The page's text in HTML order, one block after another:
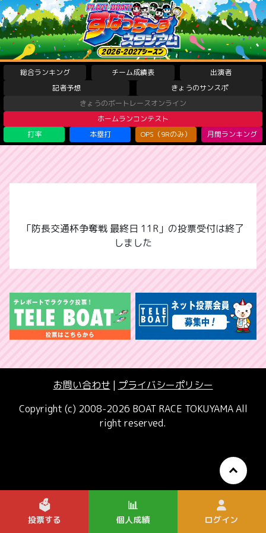
総合ランキング チーム成績表
出演者
記者予想
きょうのサンスポ
きょうのボートレースオンライン
ホームランコンテスト
打率
本塁打 OPS（9Rのみ） 月間ランキング
「防長交通杯争奪戦 最終日 11R」の投票受付は終了
しました
お問い合わせ | プライバシーポリシー
Copyright (c) 2008-2026 BOAT RACE TOKUYAMA All
right reserved.
🗳️
投票する
📊
個人成績 ログイン